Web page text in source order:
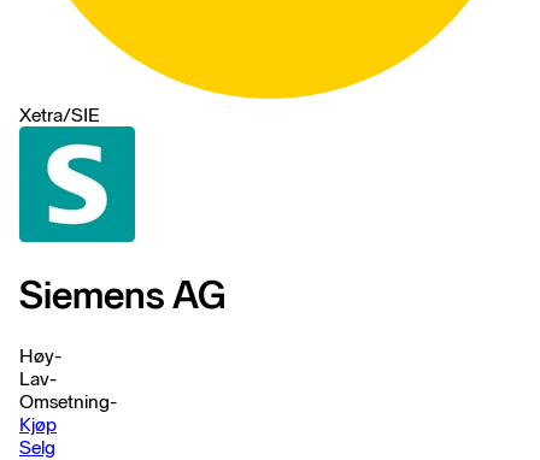
Xetra/SIE
Siemens AG
Høy-
Lav-
Omsetning-
Kjøp
Selg